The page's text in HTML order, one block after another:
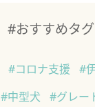
#おすすめタグ
#コロナ支援 #
#中型犬 #グレー